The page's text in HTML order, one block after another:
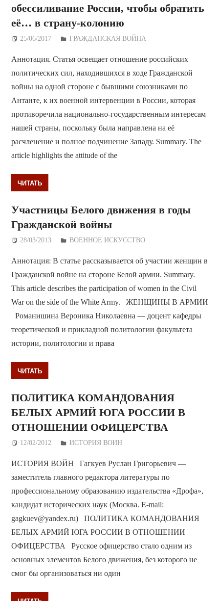
обессиливание России, чтобы обратить
её… в страну-колонию
25/06/2017 Дежурный по Редакции
ГРАЖДАНСКАЯ ВОЙНА
Аннотация. Статья освещает отношение российских
политических сил, находившихся в ходе Гражданской
войны на одной стороне с бывшими союзниками по
Антанте, к их военной интервенции в России, которая
противоречила национально-государственным интересам
нашей страны, поскольку была направлена на её
расчленение и полное подчинение Западу. Summary. The
article highlights the attitude of the
ЧИТАТЬ
Участницы Белого движения в годы
Гражданской войны
28/03/2013 Дежурный по Редакции
ВОЕННОЕ ИСКУССТВО
Аннотация: В статье рассказывается об участии женщин в
Гражданской войне на стороне Белой армии. Summary.
This article describes the participation of women in the Civil
War on the side of the White Army. ЖЕНЩИНЫ В АРМИИ
Романишина Вероника Николаевна — доцент кафедры
теоретической и прикладной политологии факультета
истории, политологии и права
ЧИТАТЬ
ПОЛИТИКА КОМАНДОВАНИЯ
БЕЛЫХ АРМИЙ ЮГА РОССИИ В
ОТНОШЕНИИ ОФИЦЕРСТВА
12/02/2012 Дежурный по Редакции
ИСТОРИЯ ВОИН
ИСТОРИЯ ВОЙН Гагкуев Руслан Григорьевич —
заместитель главного редактора литературы по
профессиональному образованию издательства «Дрофа»,
кандидат исторических наук (Москва. E-mail:
gagkuev@yandex.ru) ПОЛИТИКА КОМАНДОВАНИЯ
БЕЛЫХ АРМИЙ ЮГА РОССИИ В ОТНОШЕНИИ
ОФИЦЕРСТВА Русское офицерство стало одним из
основных элементов Белого движения, без которого не
смог бы организоваться ни один